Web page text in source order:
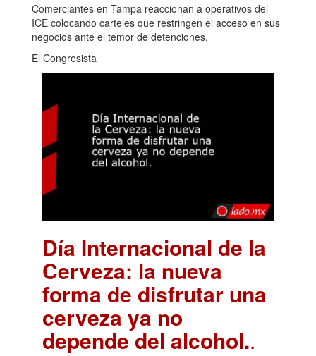
Comerciantes en Tampa reaccionan a operativos del
ICE colocando carteles que restringen el acceso en sus
negocios ante el temor de detenciones.
El Congresista
Día Internacional de la
Cerveza: la nueva
forma de disfrutar una
cerveza ya no
depende del alcohol..